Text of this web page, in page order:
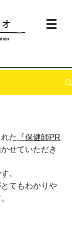
た
『保健師PR
せていただき
。
てもわかりや